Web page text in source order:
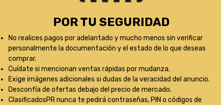
POR TU SEGURIDAD
No realices pagos por adelantado y mucho menos sin verificar
personalmente la documentación y el estado de lo que deseas
comprar.
Cuídate si mencionan ventas rápidas por mudanza.
Exige imágenes adicionales si dudas de la veracidad del anuncio.
Desconfía de ofertas debajo del precio de mercado.
ClasificadosPR nunca te pedirá contraseñas, PIN o códigos de